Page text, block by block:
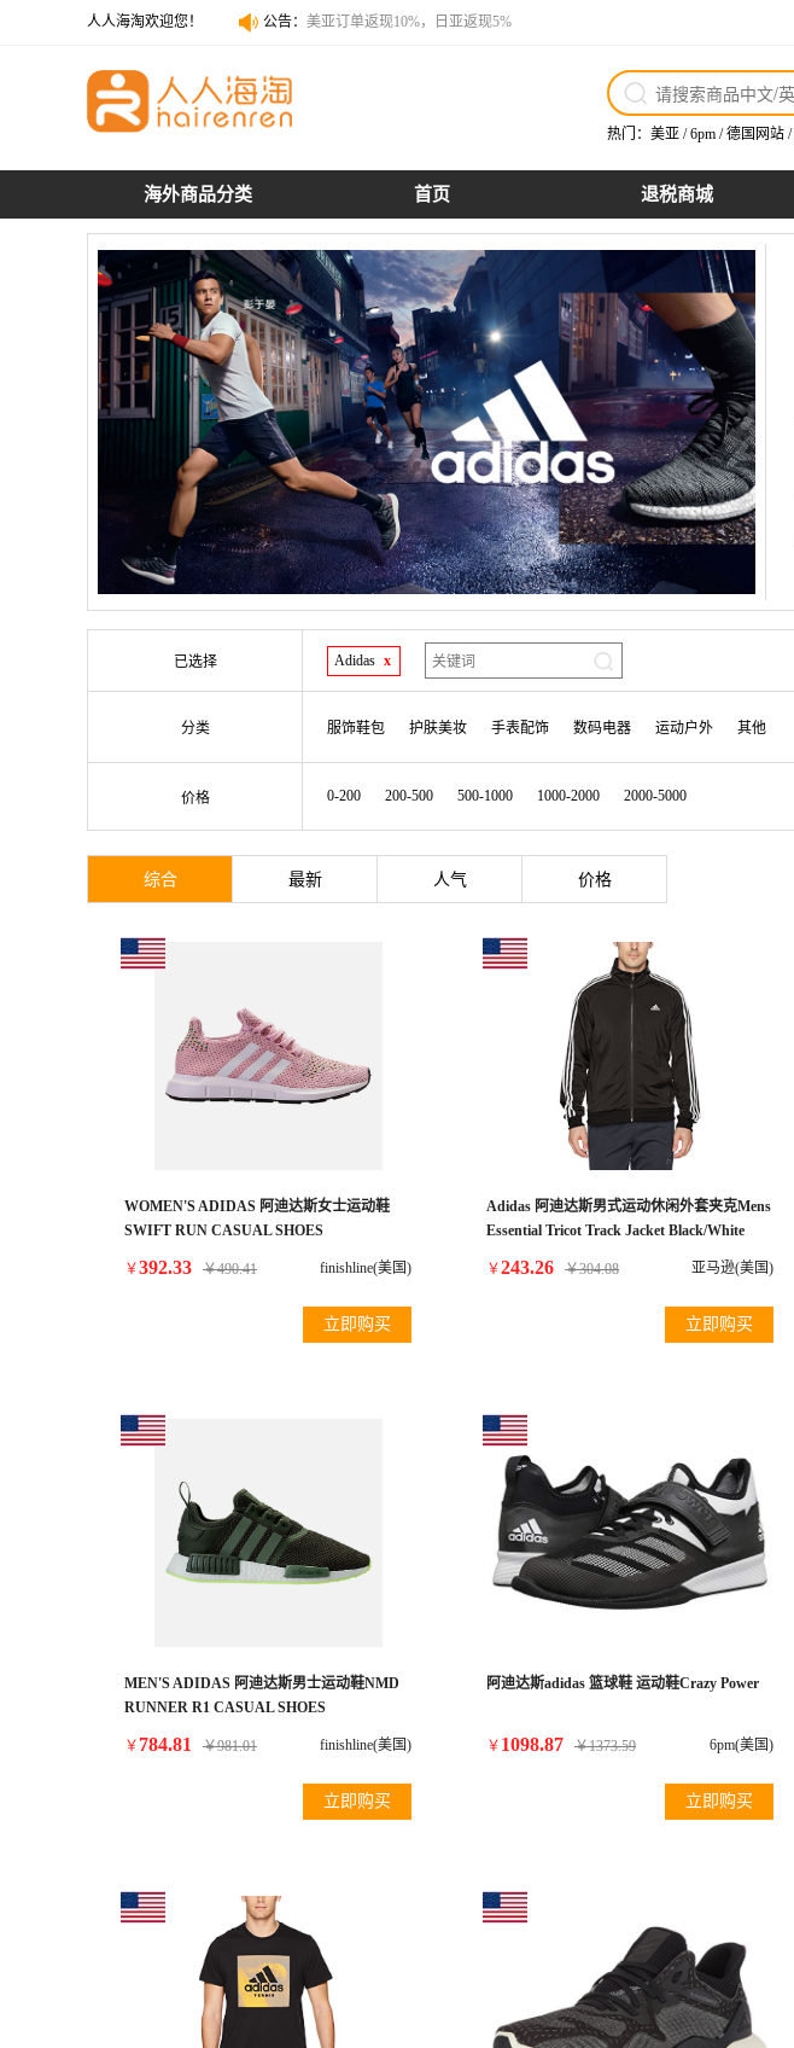
人人海淘欢迎您！ 公告： 美亚订单返现10%，日亚返现5%
热门： 美亚 /6pm /德国网站 /
海外商品分类 首页 退税商城
已选择 Adidas x
分类 服饰鞋包 护肤美妆 手表配饰 数码电器 运动户外 其他
价格 0-200 200-500 500-1000 1000-2000 2000-5000
综合 最新 人气 价格
WOMEN'S ADIDAS 阿迪达斯女士运动鞋
SWIFT RUN CASUAL SHOES
￥392.33 ￥490.41 finishline(美国)
立即购买
Adidas 阿迪达斯男式运动休闲外套夹克Mens
Essential Tricot Track Jacket Black/White
￥243.26 ￥304.08 亚马逊(美国)
立即购买
MEN'S ADIDAS 阿迪达斯男士运动鞋NMD
RUNNER R1 CASUAL SHOES
￥ 784.81 ￥981.01 finishline(美国)
立即购买
阿迪达斯adidas 篮球鞋 运动鞋Crazy Power
￥ 1098.87 ￥1373.59 6pm(美国)
立即购买